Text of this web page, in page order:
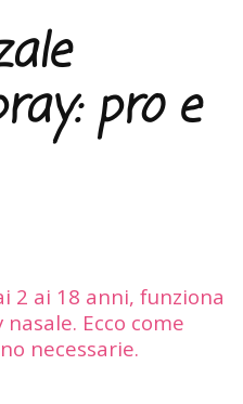
pro e
2 ai 18 anni, funziona
Ecco come
necessarie.